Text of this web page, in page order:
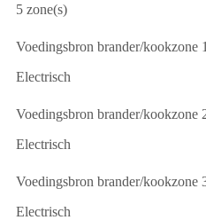
5 zone(s)
Voedingsbron brander/kookzone 1
Electrisch
Voedingsbron brander/kookzone
Electrisch
Voedingsbron brander/kookzone
Electrisch